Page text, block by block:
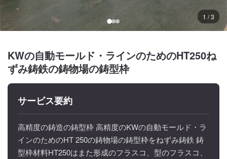
1 / 3
KWの自動モールド・ラインのためのHT250ね
ずみ鋳鉄の鋳物場の鋳型枠
サービス要約
高精度の鋳造の鋳型枠 高精度のKWの自動モールド・ラ
インのためのHT 250の鋳物場の鋳型枠をねずみ鋳鉄 鋳
型枠材料HT250はまた形成のフラスコ、型のフラスコ、